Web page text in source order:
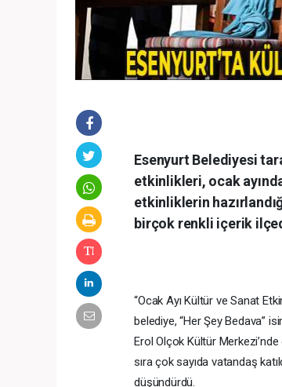
Esenyurt Belediyesi
etkinlikleri, ocak
etkinliklerin
birçok renkli içerik
“Ocak Ayı Kültür ve Sanat
belediye, “Her Şey Bedava”
Erol Olçok Kültür
sıra çok sayıda vatandaş
düşündürdü.